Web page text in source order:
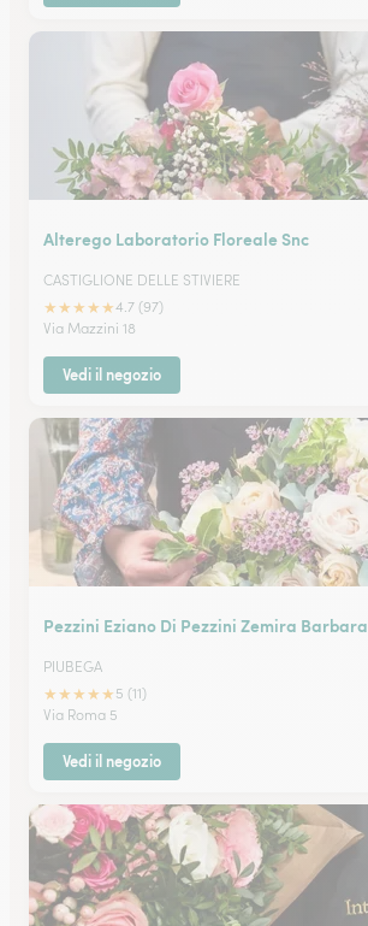
Alterego Laboratorio Floreale Snc
CASTIGLIONE DELLE STIVIERE
★★★★★4.7 (97)
Via Mazzini 18
Vedi il negozio
Pezzini Eziano Di Pezzini Zemira Barbara
PIUBEGA
★★★★★ 5 (11)
Via Roma 5
Vedi il negozio